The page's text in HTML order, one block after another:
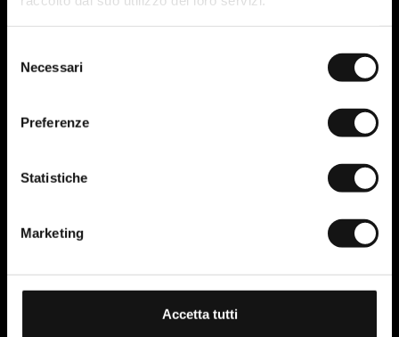
delNecessari
Preferenze
Statistiche
Marketing
Accetta tutti
all'orchestrazione (Kubernetes)
container
l’ambiente di sviluppo. I container rendono
ambiente, dal laptop dello sviluppatore al cloud
Il passo successivo è stato
, lo
standard per l’orchestrazione in ambienti
scala, Kubernetes è vitale per:
Automatizzare il deployment di centinaia di